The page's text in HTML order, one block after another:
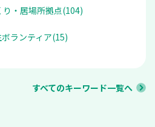
り・居場所拠点(104)
ランティア(15)
すべてのキーワード一覧へ